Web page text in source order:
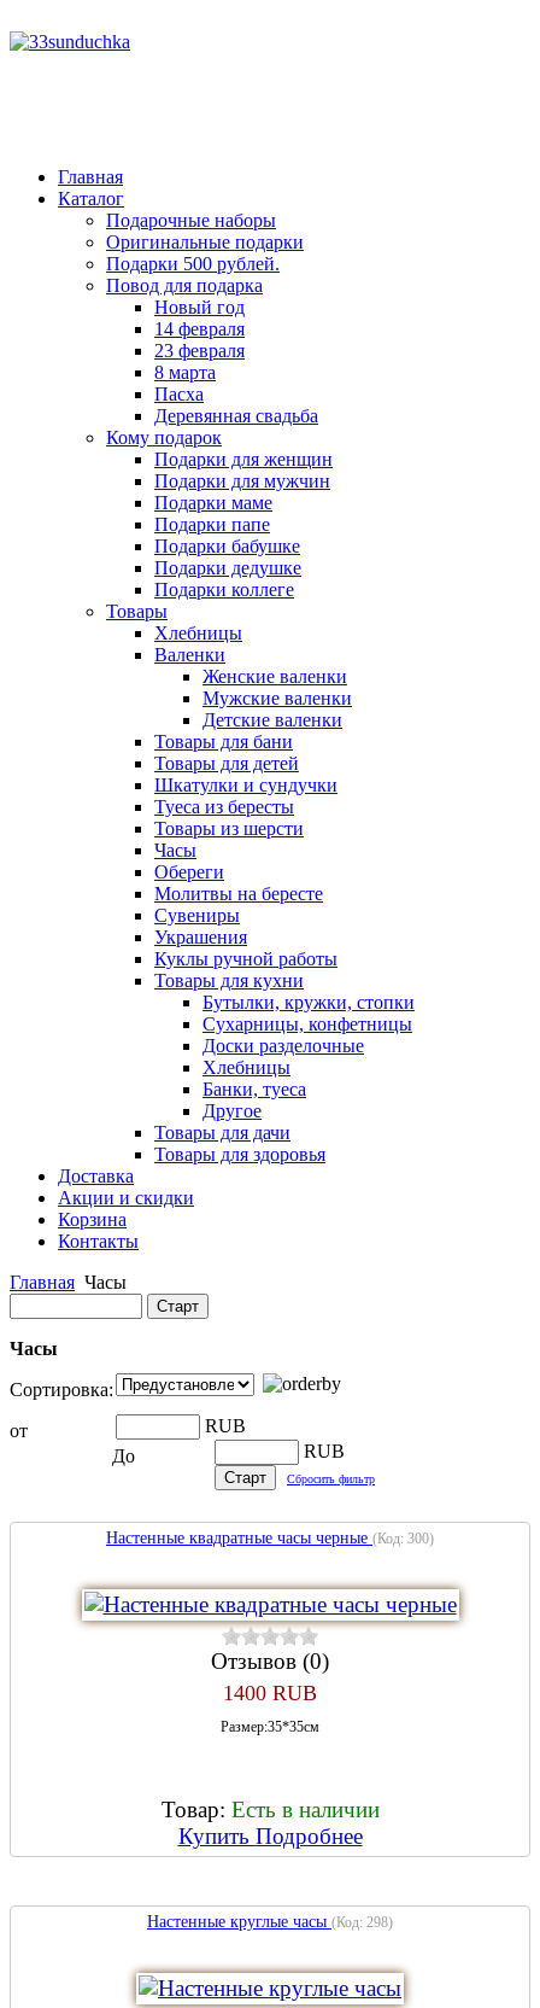
Главная
Каталог
Подарочные наборы
Оригинальные подарки
Подарки 500 рублей.
Повод для подарка
Новый год
14 февраля
23 февраля
8 марта
Пасха
Деревянная свадьба
Кому подарок
Подарки для женщин
Подарки для мужчин
Подарки маме
Подарки папе
Подарки бабушке
Подарки дедушке
Подарки коллеге
Товары
Хлебницы
Валенки
Женские валенки
Мужские валенки
Детские валенки
Товары для бани
Товары для детей
Шкатулки и сундучки
Туеса из бересты
Товары из шерсти
Часы
Обереги
Молитвы на бересте
Сувениры
Украшения
Куклы ручной работы
Товары для кухни
Бутылки, кружки, стопки
Сухарницы, конфетницы
Доски разделочные
Хлебницы
Банки, туеса
Другое
Товары для дачи
Товары для здоровья
Доставка
Акции и скидки
Корзина
Контакты
Главная Часы
Часы
Сортировка:
от
RUB
До
RUB
Сбросить фильтр
Настенные квадратные часы черные (Код: 300)
Отзывов (0)
1400 RUB
Размер:35*35см
Товар: Есть в наличии
Купить Подробнее
Настенные круглые часы (Код: 298)